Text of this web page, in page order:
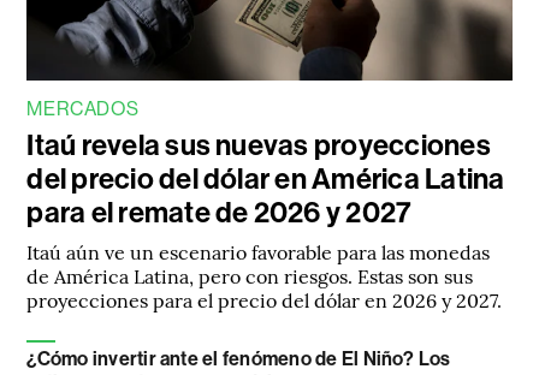
MERCADOS
Itaú revela sus nuevas proyecciones
del precio del dólar en América Latina
para el remate de 2026 y 2027
Itaú aún ve un escenario favorable para las monedas
de América Latina, pero con riesgos. Estas son sus
proyecciones para el precio del dólar en 2026 y 2027.
¿Cómo invertir ante el fenómeno de El Niño? Los